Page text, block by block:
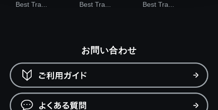
Best Tra...
Best Tra...
Best Tra...
お問い合わせ